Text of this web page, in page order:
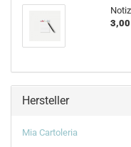
3,00
Hersteller
Mia Cartoleria